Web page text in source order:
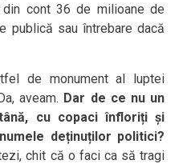
cont 36 de milioane de
publică sau întrebare dacă
de monument al luptei
aveam. Dar de ce nu un
cu copaci înfloriți și
deținuților politici?
chit că o faci ca să tragi